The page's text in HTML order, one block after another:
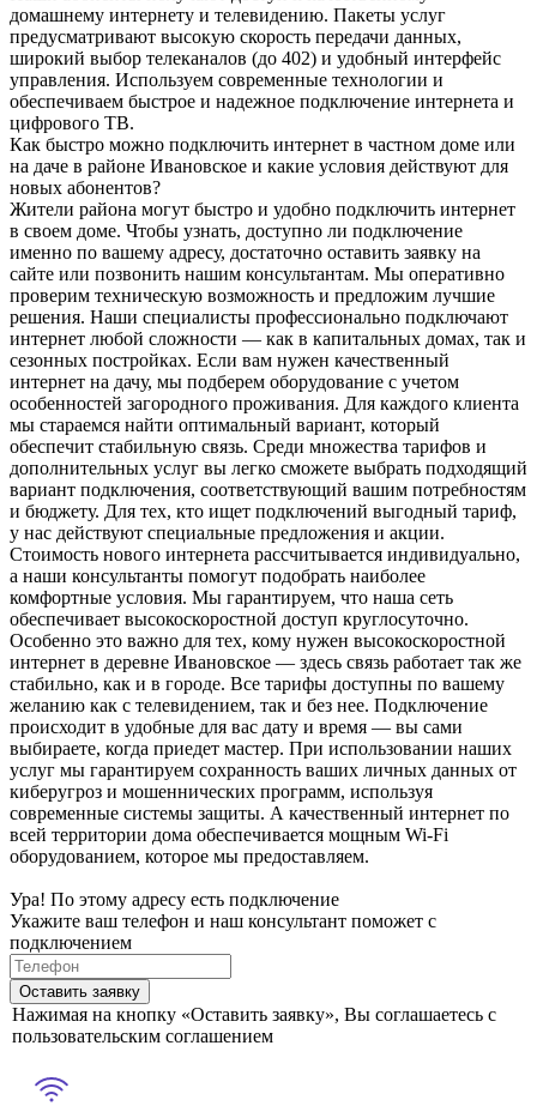
домашнему интернету и телевидению. Пакеты услуг
предусматривают высокую скорость передачи данных,
широкий выбор телеканалов (до 402) и удобный интерфейс
управления. Используем современные технологии и
обеспечиваем быстрое и надежное подключение интернета и
цифрового ТВ.
Как быстро можно подключить интернет в частном доме или
на даче в районе Ивановское и какие условия действуют для
новых абонентов?
Жители района могут быстро и удобно подключить интернет
в своем доме. Чтобы узнать, доступно ли подключение
именно по вашему адресу, достаточно оставить заявку на
сайте или позвонить нашим консультантам. Мы оперативно
проверим техническую возможность и предложим лучшие
решения. Наши специалисты профессионально подключают
интернет любой сложности — как в капитальных домах, так и
сезонных постройках. Если вам нужен качественный
интернет на дачу, мы подберем оборудование с учетом
особенностей загородного проживания. Для каждого клиента
мы стараемся найти оптимальный вариант, который
обеспечит стабильную связь. Среди множества тарифов и
дополнительных услуг вы легко сможете выбрать подходящий
вариант подключения, соответствующий вашим потребностям
и бюджету. Для тех, кто ищет подключений выгодный тариф,
у нас действуют специальные предложения и акции.
Стоимость нового интернета рассчитывается индивидуально,
а наши консультанты помогут подобрать наиболее
комфортные условия. Мы гарантируем, что наша сеть
обеспечивает высокоскоростной доступ круглосуточно.
Особенно это важно для тех, кому нужен высокоскоростной
интернет в деревне Ивановское — здесь связь работает так же
стабильно, как и в городе. Все тарифы доступны по вашему
желанию как с телевидением, так и без нее. Подключение
происходит в удобные для вас дату и время — вы сами
выбираете, когда приедет мастер. При использовании наших
услуг мы гарантируем сохранность ваших личных данных от
киберугроз и мошеннических программ, используя
современные системы защиты. А качественный интернет по
всей территории дома обеспечивается мощным Wi-Fi
оборудованием, которое мы предоставляем.
Ура! По этому адресу есть подключение
Укажите ваш телефон и наш консультант поможет с
подключением
Оставить заявку
Нажимая на кнопку «Оставить заявку», Вы соглашаетесь с
пользовательским соглашением